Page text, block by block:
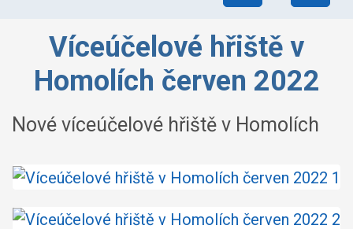
Víceúčelové hřiště v
Homolích červen 2022
Nové víceúčelové hřiště v Homolích